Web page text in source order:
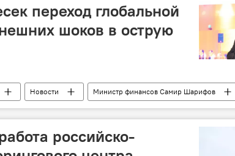
переход глобальной
шоков в острую
Новости Министр финансов Самир Шарифов
российско-